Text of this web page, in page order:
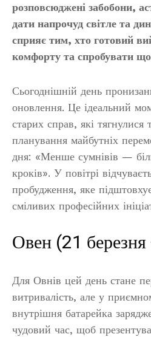
розповсюджені забобони,
дати напрочуд світле та
сприяє тим, хто готовий
комфорту та спробувати
Сьогоднішній день
оновлення. Це ідеальний
старих справ, які
планування майбутніх
дня: «Менше сумнівів —
кроків». У повітрі
пробудження, яке
сміливих професійних
Овен (21
Для Овнів цей день стане
витривалість, але у
внутрішня батарейка
чудовий час, щоб